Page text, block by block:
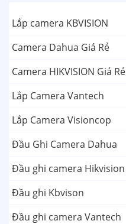
Lắp camera KBVISION
Camera Dahua Giá Rẻ
Camera HIKVISION Giá Rẻ
Lắp Camera Vantech
Lắp Camera Visioncop
Đầu Ghi Camera Dahua
Đầu ghi camera Hikvision
Đầu ghi Kbvison
Đầu ghi camera Vantech